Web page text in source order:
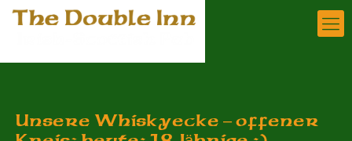
Unsere Whiskyecke – offener